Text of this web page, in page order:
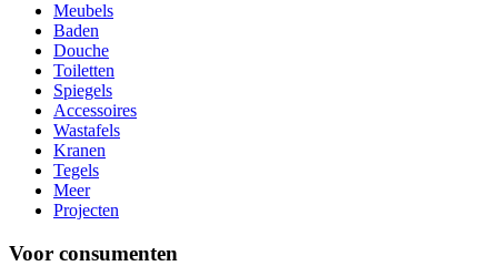
Meubels
Baden
Douche
Toiletten
Spiegels
Accessoires
Wastafels
Kranen
Tegels
Meer
Projecten
Voor consumenten